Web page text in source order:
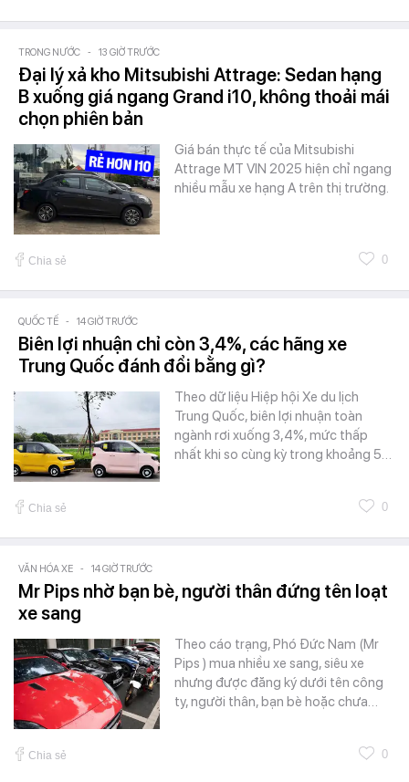
TRONG NƯỚC - 13 GIỜ TRƯỚC
Đại lý xả kho Mitsubishi Attrage: Sedan hạng
B xuống giá ngang Grand i10, không thoải mái
chọn phiên bản
Giá bán thực tế của Mitsubishi
Attrage MT VIN 2025 hiện chỉ ngang
nhiều mẫu xe hạng A trên thị trường.
Chia sẻ 0
QUỐC TẾ - 14 GIỜ TRƯỚC
Biên lợi nhuận chỉ còn 3,4%, các hãng xe
Trung Quốc đánh đổi bằng gì?
Theo dữ liệu Hiệp hội Xe du lịch
Trung Quốc, biên lợi nhuận toàn
ngành rơi xuống 3,4%, mức thấp
nhất khi so cùng kỳ trong khoảng 5…
Chia sẻ 0
VĂN HÓA XE - 14 GIỜ TRƯỚC
Mr Pips nhờ bạn bè, người thân đứng tên loạt
xe sang
Theo cáo trạng, Phó Đức Nam (Mr
Pips ) mua nhiều xe sang, siêu xe
nhưng được đăng ký dưới tên công
ty, người thân, bạn bè hoặc chưa…
Chia sẻ 0